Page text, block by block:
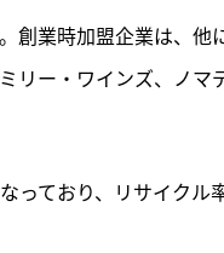
創業時加盟企業は、他
リー・ワインズ、ノマ
っており、リサイクル